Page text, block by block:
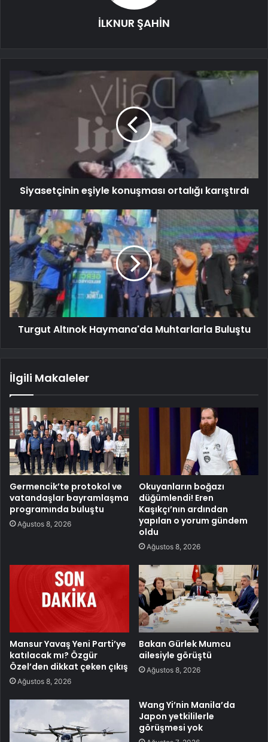
İLKNUR ŞAHİN
Siyasetçinin eşiyle konuşması ortalığı karıştırdı
Turgut Altınok Haymana'da Muhtarlarla Buluştu
İlgili Makaleler
Germencik’te protokol ve
vatandaşlar bayramlaşma
programında buluştu
Ağustos 8, 2026
Okuyanların boğazı
düğümlendi! Eren
Kaşıkçı’nın ardından
yapılan o yorum gündem
oldu
Ağustos 8, 2026
Mansur Yavaş Yeni Parti’ye
katılacak mı? Özgür
Özel’den dikkat çeken çıkış
Ağustos 8, 2026
Bakan Gürlek Mumcu
ailesiyle görüştü
Ağustos 8, 2026
Wang Yi’nin Manila’da
Japon yetkililerle
görüşmesi yok